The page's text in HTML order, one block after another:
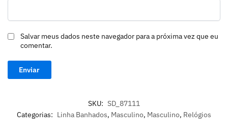
Salvar meus dados neste navegador para a próxima vez que eu
comentar.
SKU: SD_87111
Categorias: Linha Banhados, Masculino, Masculino, Relógios